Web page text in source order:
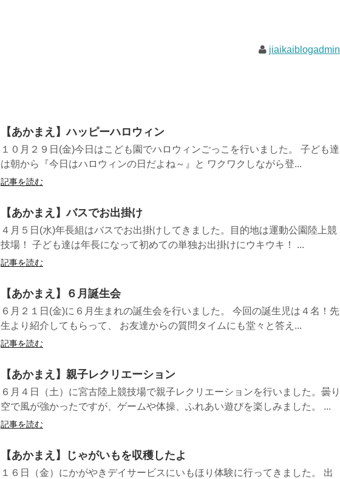
jiaikaiblogadmin
【あかまえ】ハッピーハロウィン
１０月２９日(金)今日はこども園でハロウィンごっこを行いました。 子ども達
は朝から『今日はハロウィンの日だよね～』と ワクワクしながら登...
記事を読む
【あかまえ】バスでお出掛け
４月５日(水)年長組はバスでお出掛けしてきました。目的地は運動公園陸上競
技場！ 子ども達は年長になって初めての単独お出掛けにウキウキ！ ...
記事を読む
【あかまえ】６月誕生会
６月２１日(金)に６月生まれの誕生会を行いました。 今回の誕生児は４名！先
生より紹介してもらって、 お友達からの質問タイムにも堂々と答え...
記事を読む
【あかまえ】親子レクリエーション
６月４日（土）に宮古陸上競技場で親子レクリエーションを行いました。曇り
空で風が強かったですが、ゲームや体操、ふれあい遊びを楽しみました。 ...
記事を読む
【あかまえ】じゃがいもを収穫したよ
１６日（金）にかがやきデイサービスにいもほり体験に行ってきました。 出